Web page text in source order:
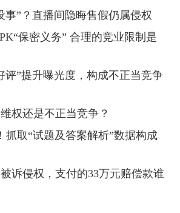
事”？直播间隐晦售假仍属侵权
保密义务” 合理的竞业限制是
评”提升曝光度，构成不正当竞争
权还是不正当竞争？
抓取“试题及答案解析”数据构成
诉侵权，支付的33万元赔偿款谁